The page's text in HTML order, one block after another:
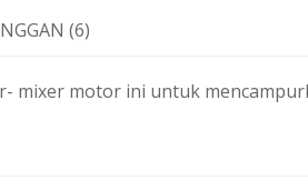
(6)
mixer motor ini untuk